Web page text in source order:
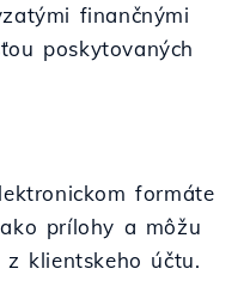
finančnými
poskytovaných
formáte
prílohy a môžu
klientskeho účtu.